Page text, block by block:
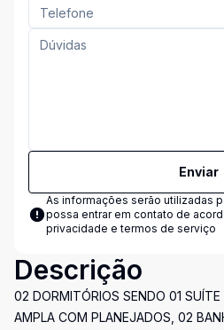
Enviar
As informações serão utilizadas
possa entrar em contato de
privacidade e termos de serviço
Descrição
02 DORMITÓRIOS SENDO 01
AMPLA COM PLANEJADOS, 02